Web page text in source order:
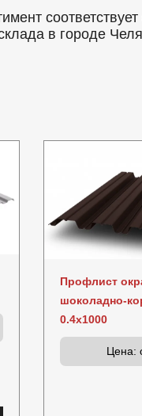
в городе
Профлист
шоколадно-
0.4x1000
Цена: